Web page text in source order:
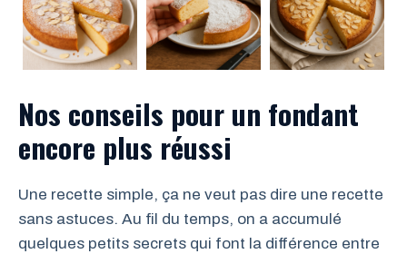
Nos conseils pour un fondant
encore plus réussi
Une recette simple, ça ne veut pas dire une recette
sans astuces. Au fil du temps, on a accumulé
quelques petits secrets qui font la différence entre